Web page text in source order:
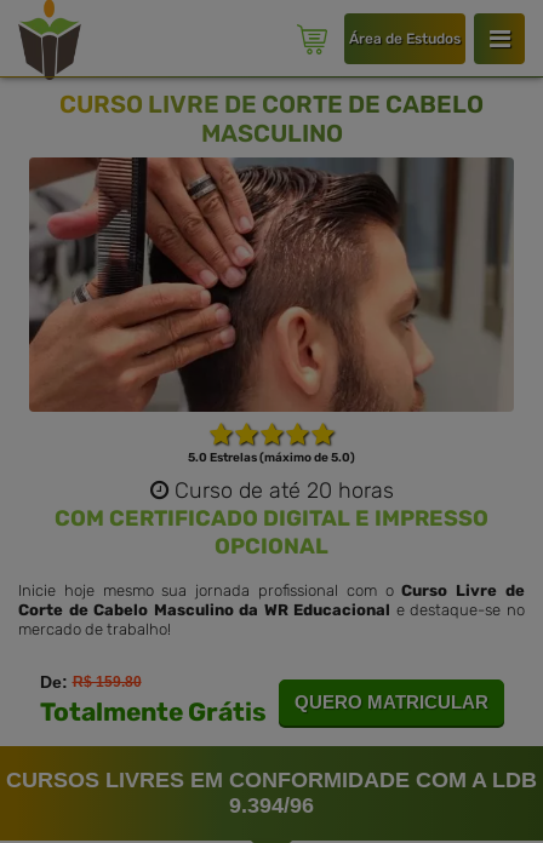
Área de Estudos
CURSO LIVRE DE CORTE DE CABELO
MASCULINO
5.0 Estrelas (máximo de 5.0)
Curso de até 20 horas
COM CERTIFICADO DIGITAL E IMPRESSO
OPCIONAL
Inicie hoje mesmo sua jornada profissional com oCurso Livre de
Corte de Cabelo Masculino da WR Educacional e destaque-se no
mercado de trabalho!
De:R$ 159.80
Totalmente Grátis QUERO MATRICULAR
CURSOS LIVRES EM CONFORMIDADE COM A LDB
9.394/96